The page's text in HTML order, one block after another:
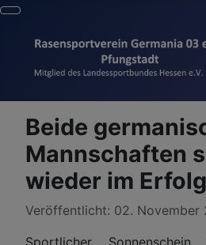
Beide
Mannschaften
wieder im
Details
Veröffentlicht: 02. November
Sportlicher